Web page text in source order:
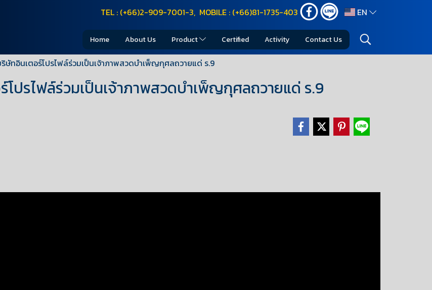
TEL : (+66)2-909-7001-3, MOBILE : (+66)81-1735-403 EN
Home About Us Product Certified Activity Contact Us
ริษัทอินเตอร์โปรไฟล์ร่วมเป็นเจ้าภาพสวดบำเพ็ญกุศลถวายแด่ ร.9
โปรไฟล์ร่วมเป็นเจ้าภาพสวดบำเพ็ญกุศลถวายแด่ ร.9